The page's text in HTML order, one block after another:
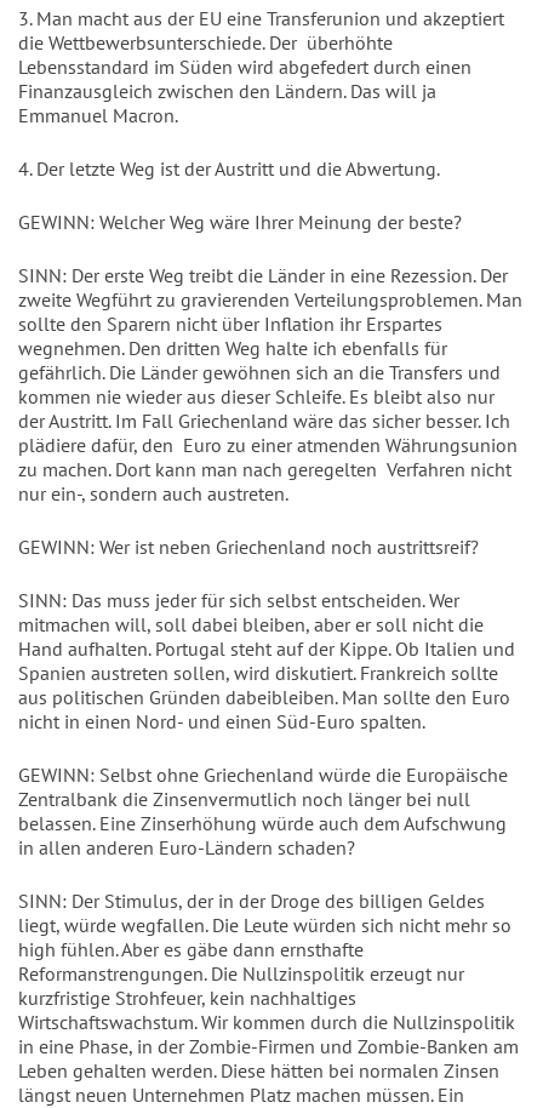
3. Man macht aus der EU eine Transferunion und akzeptiert
die Wettbewerbsunterschiede. Der überhöhte
Lebensstandard im Süden wird abgefedert durch einen
Finanzausgleich zwischen den Ländern. Das will ja
Emmanuel Macron.
4. Der letzte Weg ist der Austritt und die Abwertung.
GEWINN: Welcher Weg wäre Ihrer Meinung der beste?
SINN: Der erste Weg treibt die Länder in eine Rezession. Der
zweite Wegführt zu gravierenden Verteilungsproblemen. Man
sollte den Sparern nicht über Inflation ihr Erspartes
wegnehmen. Den dritten Weg halte ich ebenfalls für
gefährlich. Die Länder gewöhnen sich an die Transfers und
kommen nie wieder aus dieser Schleife. Es bleibt also nur
der Austritt. Im Fall Griechenland wäre das sicher besser. Ich
plädiere dafür, den Euro zu einer atmenden Währungsunion
zu machen. Dort kann man nach geregelten Verfahren nicht
nur ein-, sondern auch austreten.
GEWINN: Wer ist neben Griechenland noch austrittsreif?
SINN: Das muss jeder für sich selbst entscheiden. Wer
mitmachen will, soll dabei bleiben, aber er soll nicht die
Hand aufhalten. Portugal steht auf der Kippe. Ob Italien und
Spanien austreten sollen, wird diskutiert. Frankreich sollte
aus politischen Gründen dabeibleiben. Man sollte den Euro
nicht in einen Nord- und einen Süd-Euro spalten.
GEWINN: Selbst ohne Griechenland würde die Europäische
Zentralbank die Zinsenvermutlich noch länger bei null
belassen. Eine Zinserhöhung würde auch dem Aufschwung
in allen anderen Euro-Ländern schaden?
SINN: Der Stimulus, der in der Droge des billigen Geldes
liegt, würde wegfallen. Die Leute würden sich nicht mehr so
high fühlen. Aber es gäbe dann ernsthafte
Reformanstrengungen. Die Nullzinspolitik erzeugt nur
kurzfristige Strohfeuer, kein nachhaltiges
Wirtschaftswachstum. Wir kommen durch die Nullzinspolitik
in eine Phase, in der Zombie-Firmen und Zombie-Banken am
Leben gehalten werden. Diese hätten bei normalen Zinsen
längst neuen Unternehmen Platz machen müssen. Ein